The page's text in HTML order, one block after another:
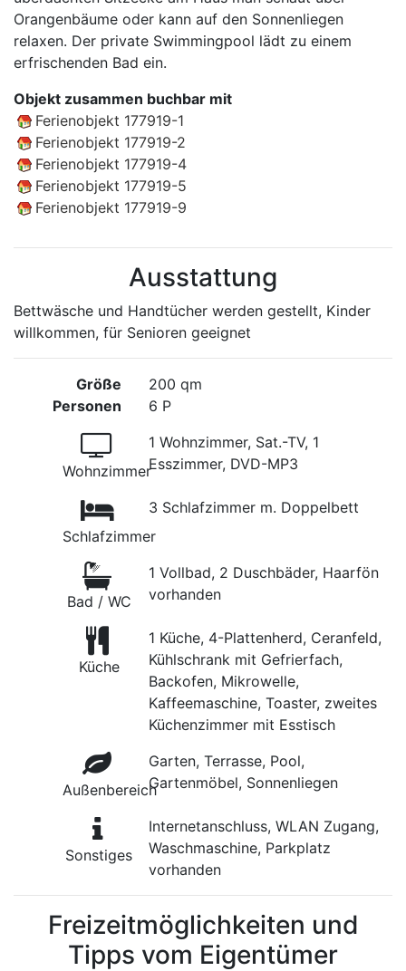
Orangenbäume oder kann auf den Sonnenliegen
relaxen. Der private Swimmingpool lädt zu einem
erfrischenden Bad ein.
Objekt zusammen buchbar mit
Ferienobjekt 177919-1
Ferienobjekt 177919-2
Ferienobjekt 177919-4
Ferienobjekt 177919-5
Ferienobjekt 177919-9
Ausstattung
Bettwäsche und Handtücher werden gestellt, Kinder
willkommen, für Senioren geeignet
Größe
Personen
200 qm
6 P
Wohnzimmer
1 Wohnzimmer, Sat.-TV, 1
Esszimmer, DVD-MP3
Schlafzimmer
3 Schlafzimmer m. Doppelbett
Bad / WC
1 Vollbad, 2 Duschbäder, Haarfön
vorhanden
Küche
1 Küche, 4-Plattenherd, Ceranfeld,
Kühlschrank mit Gefrierfach,
Backofen, Mikrowelle,
Kaffeemaschine, Toaster, zweites
Küchenzimmer mit Esstisch
Außenbereich
Garten, Terrasse, Pool,
Gartenmöbel, Sonnenliegen
Sonstiges
Internetanschluss, WLAN Zugang,
Waschmaschine, Parkplatz
vorhanden
Freizeitmöglichkeiten und
Tipps vom Eigentümer